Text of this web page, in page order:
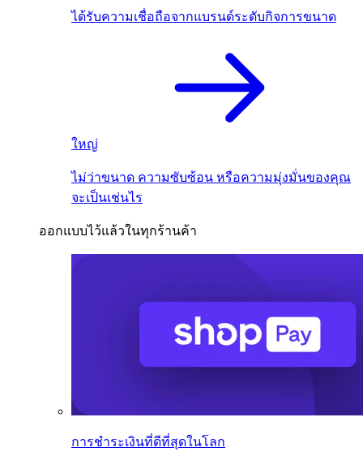
ได้รับความเชื่อถือจากแบรนด์ระดับกิจการขนาด
ใหญ่
ไม่ว่าขนาด ความซับซ้อน หรือความมุ่งมั่นของคุณ
จะเป็นเช่นไร
ออกแบบไว้แล้วในทุกร้านค้า
การชำระเงินที่ดีที่สุดในโลก